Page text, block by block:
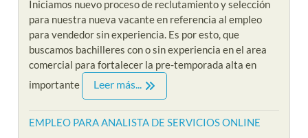
Iniciamos nuevo proceso de reclutamiento y selección
para nuestra nueva vacante en referencia al empleo
para vendedor sin experiencia. Es por esto, que
buscamos bachilleres con o sin experiencia en el area
comercial para fortalecer la pre-temporada alta en
importante
Leer más...
EMPLEO PARA ANALISTA DE SERVICIOS ONLINE